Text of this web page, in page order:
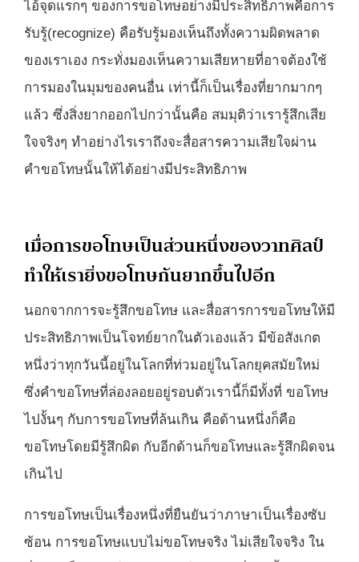
ไอ้จุดแรกๆ ของการขอโทษอย่างมีประสิทธิภาพคือการ
รับรู้(recognize) คือรับรู้มองเห็นถึงทั้งความผิดพลาด
ของเราเอง กระทั่งมองเห็นความเสียหายที่อาจต้องใช้
การมองในมุมของคนอื่น เท่านี้ก็เป็นเรื่องที่ยากมากๆ
แล้ว ซึ่งสิ่งยากออกไปกว่านั้นคือ สมมุติว่าเรารู้สึกเสีย
ใจจริงๆ ทำอย่างไรเราถึงจะสื่อสารความเสียใจผ่าน
คำขอโทษนั้นให้ได้อย่างมีประสิทธิภาพ
เมื่อการขอโทษเป็นส่วนหนึ่งของวาทศิลป์
ทำให้เรายิ่งขอโทษกันยากขึ้นไปอีก
นอกจากการจะรู้สึกขอโทษ และสื่อสารการขอโทษให้มี
ประสิทธิภาพเป็นโจทย์ยากในตัวเองแล้ว มีข้อสังเกต
หนึ่งว่าทุกวันนี้อยู่ในโลกที่ท่วมอยู่ในโลกยุคสมัยใหม่
ซึ่งคำขอโทษที่ล่องลอยอยู่รอบตัวเรานี้ก็มีทั้งที่ ขอโทษ
ไปงั้นๆ กับการขอโทษที่ล้นเกิน คือด้านหนึ่งก็คือ
ขอโทษโดยมีรู้สึกผิด กับอีกด้านก็ขอโทษและรู้สึกผิดจน
เกินไป
การขอโทษเป็นเรื่องหนึ่งที่ยืนยันว่าภาษาเป็นเรื่องซับ
ซ้อน การขอโทษแบบไม่ขอโทษจริง ไม่เสียใจจริง ใน